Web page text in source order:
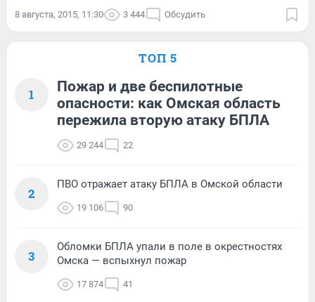
8 августа, 2015, 11:30 3 444 Обсудить
ТОП 5
1
Пожар и две беспилотные
опасности: как Омская область
пережила вторую атаку БПЛА
29 244 22
2
ПВО отражает атаку БПЛА в Омской области
19 106 90
3
Обломки БПЛА упали в поле в окрестностях
Омска — вспыхнул пожар
17 874 41